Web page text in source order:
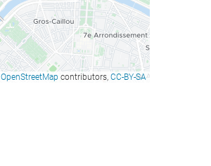
OpenStreetMap contributors, CC-BY-SA